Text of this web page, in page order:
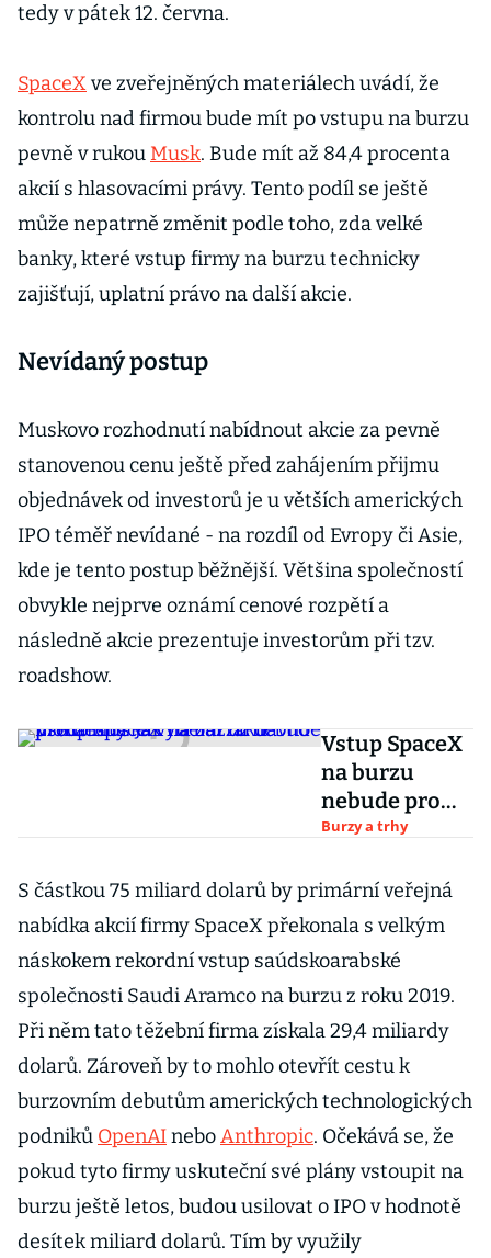
tedy v pátek 12. června.
SpaceXve zveřejněných materiálech uvádí, že
kontrolu nad firmou bude mít po vstupu na burzu
pevně v rukou Musk. Bude mít až 84,4 procenta
akcií s hlasovacími právy. Tento podíl se ještě
může nepatrně změnit podle toho, zda velké
banky, které vstup firmy na burzu technicky
zajišťují, uplatní právo na další akcie.
Nevídaný postup
Muskovo rozhodnutí nabídnout akcie za pevně
stanovenou cenu ještě před zahájením přijmu
objednávek od investorů je u větších amerických
IPO téměř nevídané - na rozdíl od Evropy či Asie,
kde je tento postup běžnější. Většina společností
obvykle nejprve oznámí cenové rozpětí a
následně akcie prezentuje investorům při tzv.
roadshow.
Vstup SpaceX
na burzu
nebude pro
Čechy: Jak na
Muska vydělat
už dávno
Burzy a trhy
S částkou 75 miliard dolarů by primární veřejná
nabídka akcií firmy SpaceX překonala s velkým
náskokem rekordní vstup saúdskoarabské
společnosti Saudi Aramco na burzu z roku 2019.
Při něm tato těžební firma získala 29,4 miliardy
dolarů. Zároveň by to mohlo otevřít cestu k
burzovním debutům amerických technologických
podniků OpenAIneboAnthropic. Očekává se, že
pokud tyto firmy uskuteční své plány vstoupit na
burzu ještě letos, budou usilovat o IPO v hodnotě
desítek miliard dolarů. Tím by využily